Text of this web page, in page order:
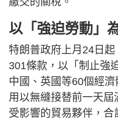
以「強迫勞動」
特朗普政府上月24日
301條款，以「制止強
中國、英國等60個經濟
用以無縫接替前一天
受影響的貿易夥伴，